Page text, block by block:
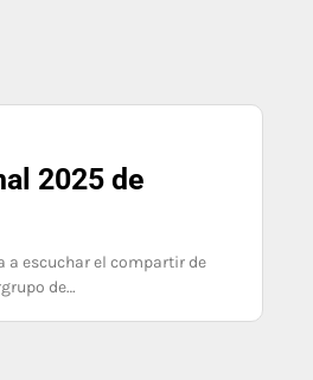
2025 de
a escuchar el compartir de
de…